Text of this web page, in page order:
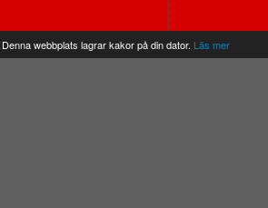
Denna webbplats lagrar kakor på din dator. Läs mer